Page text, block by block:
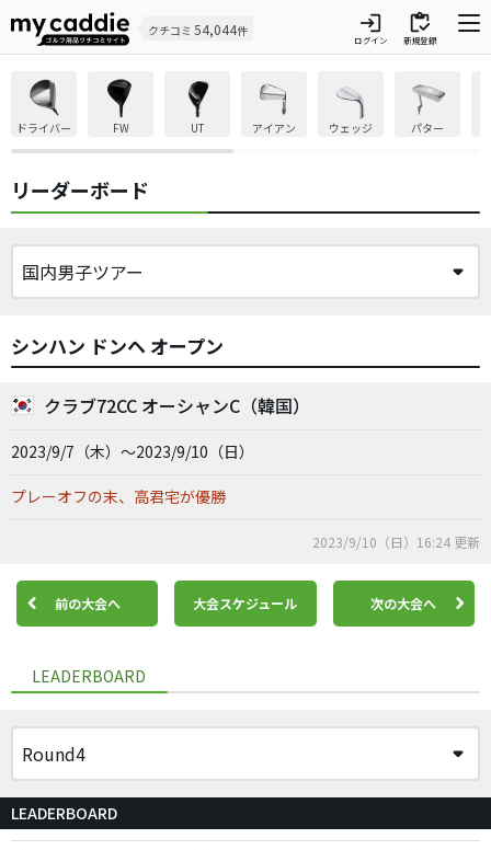
クチコミ 54,044件 login
ログイン
inventory
新規登録
ドライバー FW UT アイアン ウェッジ パター
リーダーボード
シンハン ドンヘ オープン
クラブ72CC オーシャンC（韓国）
2023/9/7（木）～2023/9/10（日）
プレーオフの末、高君宅が優勝
2023/9/10（日）16:24 更新
前の大会へ 大会スケジュール 次の大会へ
LEADERBOARD
LEADERBOARD